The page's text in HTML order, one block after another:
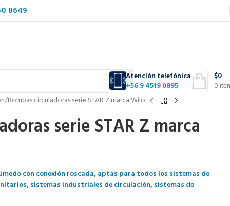
8649
Atención telefónica
+56 9 4519 0895
0
$0
Bombas circuladoras serie STAR Z marca Wilo
serie STAR Z marca
con conexión roscada, aptas para todos los sistemas de
sistemas industriales de circulación, sistemas de